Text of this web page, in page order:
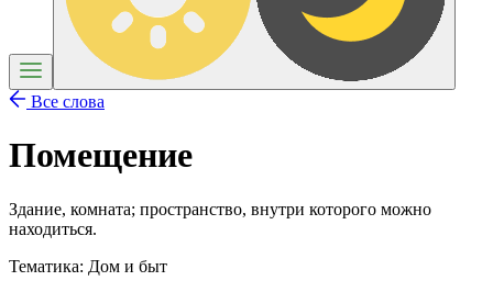
Все слова
Помещение
Здание, комната; пространство, внутри которого можно
находиться.
Тематика: Дом и быт